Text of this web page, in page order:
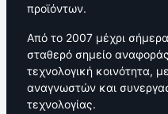
προϊόντων.
Από το 2007 μέχρι
σταθερό σημείο
τεχνολογική κοινότητα,
αναγνωστών και
τεχνολογίας.